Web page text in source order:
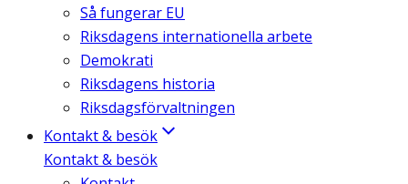
Så fungerar EU
Riksdagens internationella arbete
Demokrati
Riksdagens historia
Riksdagsförvaltningen
Kontakt & besök
Kontakt & besök